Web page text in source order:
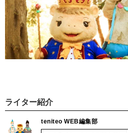
ライター紹介
teniteo WEB編集部